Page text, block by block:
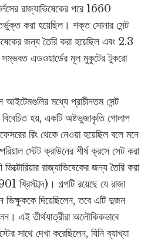
রাজ্যাভিষেকের পরে 1660
করা হয়েছিল। শক্ত সোনার সেন্ট
জন্য তৈরি করা হয়েছিল এবং 2.3
এডওয়ার্ডের মূল মুকুটের টুকরো
মধ্যে প্রাচীনতম সেন্ট
বিবেচিত হয়, একটি অষ্টভুজাকৃতি গোলাপ
রিং থেকে নেওয়া হয়েছিল বলে মনে
স্টেট ক্রাউনের শীর্ষ ক্রসে সেট করা
রাজ্যাভিষেকের জন্য তৈরি করা
গল্পটি রয়েছে যে রাজা
দিয়েছিলেন, তবে এটি দুজন
এই তীর্থযাত্রীরা অলৌকিকভাবে
সাথে দেখা করেছিলেন, যিনি ব্যাখ্যা